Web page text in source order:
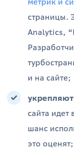
метрик и
страницы.
Analytics,
и на сайте;
сайта идет
шанс
это оценят;